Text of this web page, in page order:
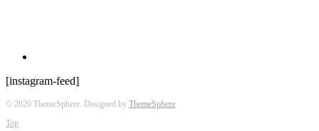
[instagram-feed]
© 2020 ThemeSphere. Designed by ThemeSphere
Top